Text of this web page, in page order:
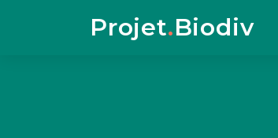
Projet.Biodiv